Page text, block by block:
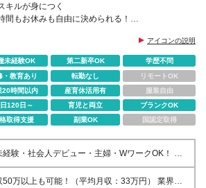
ルが身につく
もお休みも自由に決められる！
アイコンの説明
未経験OK 第二新卒OK
学歴不問
・教育あり 転勤なし
リモートOK
20時間以内 産育休活用有
服装自由
120日～ 育児と両立
ブランクOK
取得支援 副業OK 国認定取得
験・社会人デビュー・主婦・WワークOK！ ☆
もに未経験の方、社会人未
の方、第2新卒の方、大歓迎 ★学歴や転職回数、
50万以上も可能！（平均月収：33万円） 業界ト